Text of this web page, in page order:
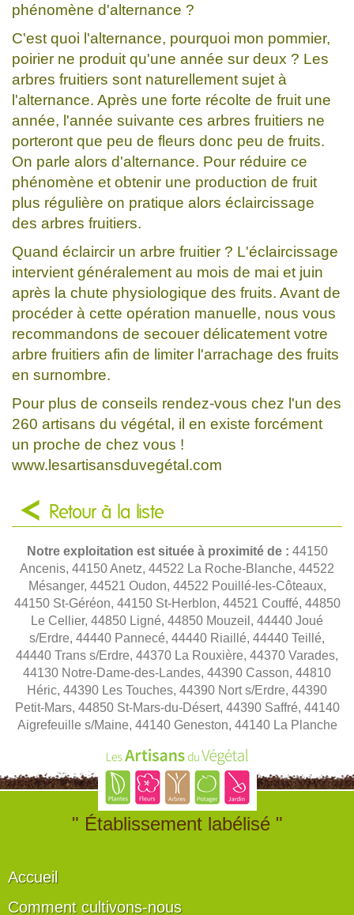
phénomène d'alternance ?
C'est quoi l'alternance, pourquoi mon pommier,
poirier ne produit qu'une année sur deux ? Les
arbres fruitiers sont naturellement sujet à
l'alternance. Après une forte récolte de fruit une
année, l'année suivante ces arbres fruitiers ne
porteront que peu de fleurs donc peu de fruits.
On parle alors d'alternance. Pour réduire ce
phénomène et obtenir une production de fruit
plus régulière on pratique alors éclaircissage
des arbres fruitiers.
Quand éclaircir un arbre fruitier ? L'éclaircissage
intervient généralement au mois de mai et juin
après la chute physiologique des fruits. Avant de
procéder à cette opération manuelle, nous vous
recommandons de secouer délicatement votre
arbre fruitiers afin de limiter l'arrachage des fruits
en surnombre.
Pour plus de conseils rendez-vous chez l'un des
260 artisans du végétal, il en existe forcément
un proche de chez vous !
www.lesartisansduvegétal.com
Retour à la liste
Notre exploitation est située à proximité de : 44150
Ancenis, 44150 Anetz, 44522 La Roche-Blanche, 44522
Mésanger, 44521 Oudon, 44522 Pouillé-les-Côteaux,
44150 St-Géréon, 44150 St-Herblon, 44521 Couffé, 44850
Le Cellier, 44850 Ligné, 44850 Mouzeil, 44440 Joué
s/Erdre, 44440 Pannecé, 44440 Riaillé, 44440 Teillé,
44440 Trans s/Erdre, 44370 La Rouxière, 44370 Varades,
44130 Notre-Dame-des-Landes, 44390 Casson, 44810
Héric, 44390 Les Touches, 44390 Nort s/Erdre, 44390
Petit-Mars, 44850 St-Mars-du-Désert, 44390 Saffré, 44140
Aigrefeuille s/Maine, 44140 Geneston, 44140 La Planche
" Établissement labélisé "
Accueil
Comment cultivons-nous